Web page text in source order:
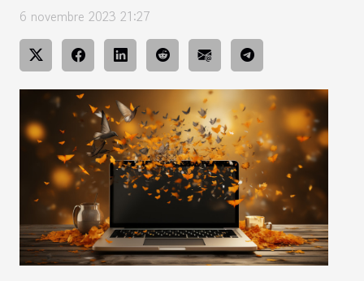
6 novembre 2023 21:27